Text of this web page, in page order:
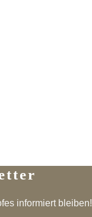
informiert bleiben!